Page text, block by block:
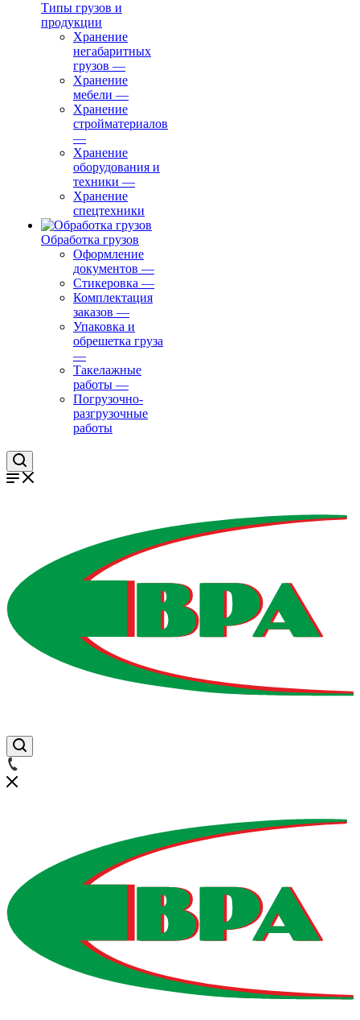
Типы грузов и
продукции
Хранение
негабаритных
грузов —
Хранение
мебели —
Хранение
стройматериалов
—
Хранение
оборудования и
техники —
Хранение
спецтехники
Обработка грузов
Оформление
документов —
Стикеровка —
Комплектация
заказов —
Упаковка и
обрешетка груза
—
Такелажные
работы —
Погрузочно-
разгрузочные
работы